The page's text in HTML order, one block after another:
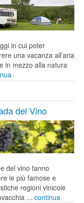
in cui poter
una vacanza all’aria
in mezzo alla natura
del Vino
del vino fanno
le più famose e
regioni vinicole
... continua